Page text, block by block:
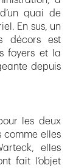
quai de
En sus, un
décors est
foyers et la
depuis
les deux
comme elles
elles
fait l’objet